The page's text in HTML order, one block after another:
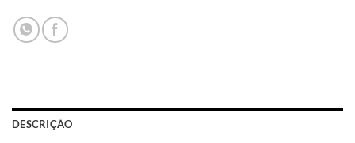
DESCRIÇÃO